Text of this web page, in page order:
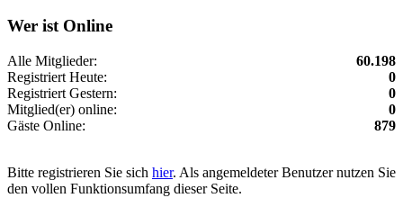
Wer ist Online
Alle Mitglieder:
60.198
Registriert Heute:
0
Registriert Gestern:
0
Mitglied(er) online:
0
Gäste Online:
879
Bitte registrieren Sie sich hier. Als angemeldeter Benutzer nutzen Sie
den vollen Funktionsumfang dieser Seite.